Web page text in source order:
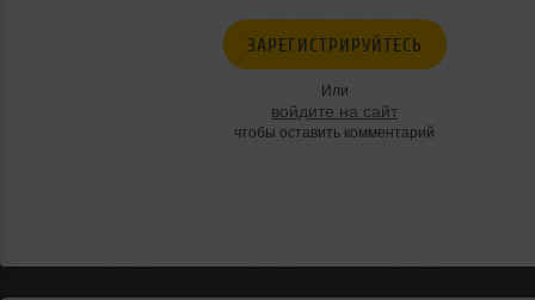
ЗАРЕГИСТРИРУЙТЕСЬ
Или
войдите на сайт
чтобы оставить комментарий